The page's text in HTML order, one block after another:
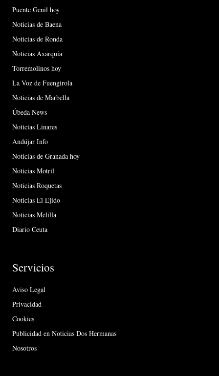
Puente Genil hoy
Noticias de Baena
Noticias de Ronda
Noticias Axarquía
Torremolinos hoy
La Voz de Fuengirola
Noticias de Marbella
Úbeda News
Noticias Linares
Andújar Info
Noticias de Granada hoy
Noticias Motril
Noticias Roquetas
Noticias El Ejido
Noticias Melilla
Diario Ceuta
Servicios
Aviso Legal
Privacidad
Cookies
Publicidad en Noticias Dos Hermanas
Nosotros